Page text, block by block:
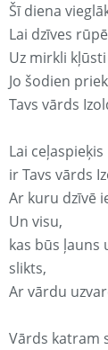
Šī diena
Lai dzīves
Uz mirkli
Jo šodien
Tavs vārds
Lai ceļaspieķis
ir Tavs vārds
Ar kuru dzīvē
Un visu,
kas būs ļauns
slikts,
Ar vārdu
Vārds katram